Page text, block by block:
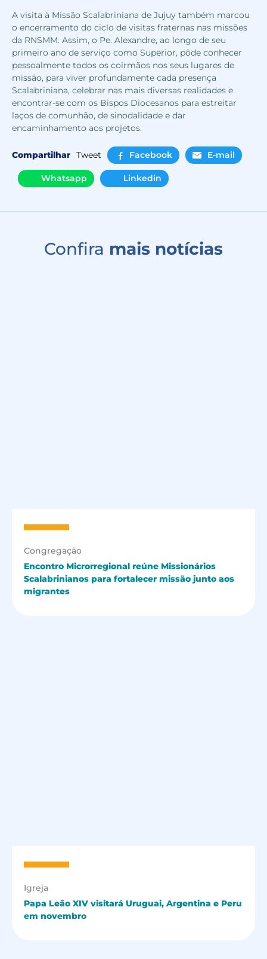
A visita à Missão Scalabriniana de Jujuy também marcou
o encerramento do ciclo de visitas fraternas nas missões
da RNSMM. Assim, o Pe. Alexandre, ao longo de seu
primeiro ano de serviço como Superior, pôde conhecer
pessoalmente todos os coirmãos nos seus lugares de
missão, para viver profundamente cada presença
Scalabriniana, celebrar nas mais diversas realidades e
encontrar-se com os Bispos Diocesanos para estreitar
laços de comunhão, de sinodalidade e dar
encaminhamento aos projetos.
Compartilhar Tweet Facebook E-mail
Whatsapp Linkedin
Confira mais notícias
Congregação
Encontro Microrregional reúne Missionários
Scalabrinianos para fortalecer missão junto aos
migrantes
Igreja
Papa Leão XIV visitará Uruguai, Argentina e Peru
em novembro